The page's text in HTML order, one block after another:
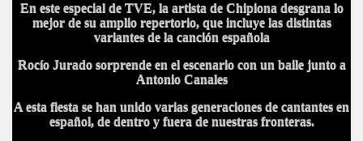
En este especial de TVE, la artista de Chipiona desgrana lo
mejor de su amplio repertorio, que incluye las distintas
variantes de la canción española
Rocío Jurado sorprende en el escenario con un baile junto a
Antonio Canales
A esta fiesta se han unido varias generaciones de cantantes en
español, de dentro y fuera de nuestras fronteras.